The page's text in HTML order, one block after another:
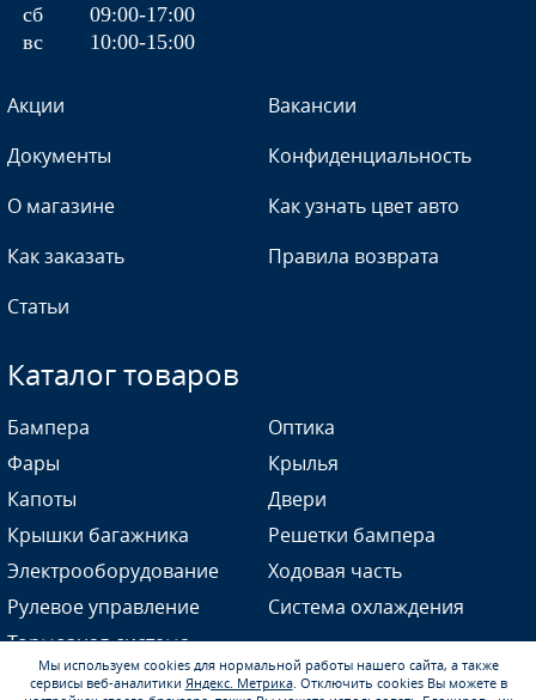
сб
09:00-17:00
вс
10:00-15:00
Акции
Вакансии
Документы
Конфиденциальность
О магазине
Как узнать цвет авто
Как заказать
Правила возврата
Статьи
Каталог товаров
Бампера
Оптика
Фары
Крылья
Капоты
Двери
Крышки багажника
Решетки бампера
Электрооборудование
Ходовая часть
Рулевое управление
Система охлаждения
Тормозная система
Мы используем cookies для нормальной работы нашего сайта, а также
сервисы веб-аналитики Яндекс. Метрика. Отключить cookies Вы можете в